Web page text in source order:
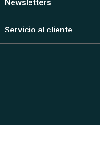
Newsletters
Servicio al cliente